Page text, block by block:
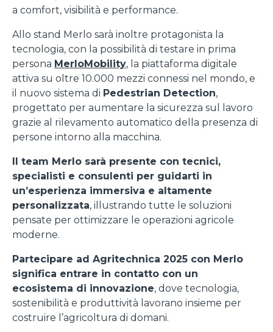
a comfort, visibilità e performance.
Allo stand Merlo sarà inoltre protagonista la
tecnologia, con la possibilità di testare in prima
persona MerloMobility, la piattaforma digitale
attiva su oltre 10.000 mezzi connessi nel mondo, e
il nuovo sistema di Pedestrian Detection,
progettato per aumentare la sicurezza sul lavoro
grazie al rilevamento automatico della presenza di
persone intorno alla macchina.
Il team Merlo sarà presente con tecnici,
specialisti e consulenti per guidarti in
un’esperienza immersiva e altamente
personalizzata, illustrando tutte le soluzioni
pensate per ottimizzare le operazioni agricole
moderne.
Partecipare ad Agritechnica 2025 con Merlo
significa entrare in contatto con un
ecosistema di innovazione, dove tecnologia,
sostenibilità e produttività lavorano insieme per
costruire l’agricoltura di domani.